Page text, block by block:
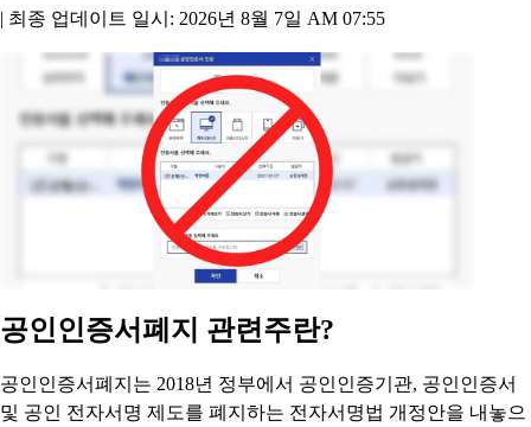
| 최종 업데이트 일시: 2026년 8월 7일 AM 07:55
공인인증서폐지 관련주란?
공인인증서폐지는 2018년 정부에서 공인인증기관, 공인인증서
및 공인 전자서명 제도를 폐지하는 전자서명법 개정안을 내놓으